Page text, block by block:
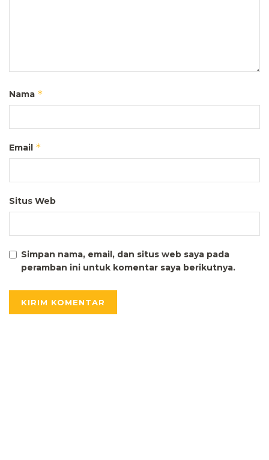
Nama *
Email *
Situs Web
Simpan nama, email, dan situs web saya pada
peramban ini untuk komentar saya berikutnya.